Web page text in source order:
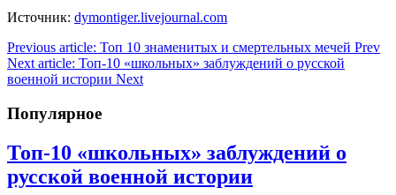
Источник: dymontiger.livejournal.com
Previous article: Топ 10 знаменитых и смертельных мечей Prev
Next article: Топ-10 «школьных» заблуждений о русской
военной истории Next
Популярное
Топ-10 «школьных» заблуждений о
русской военной истории